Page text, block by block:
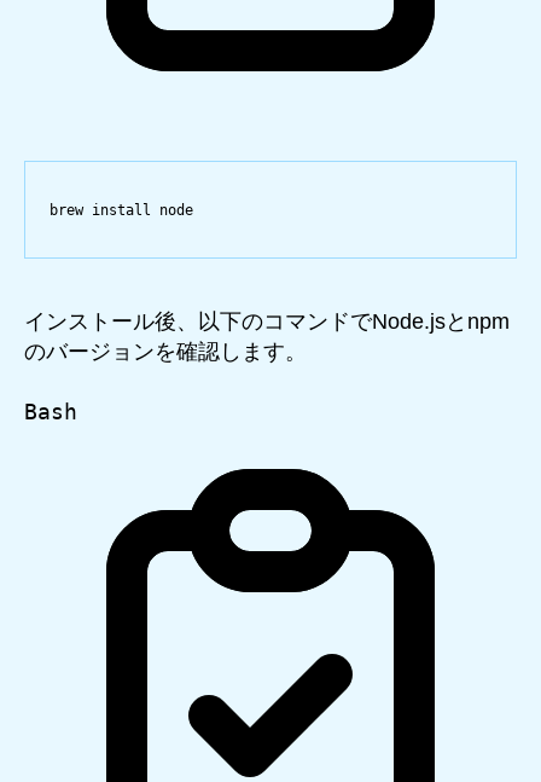
brew install node
インストール後、以下のコマンドでNode.jsとnpm
のバージョンを確認します。
Bash